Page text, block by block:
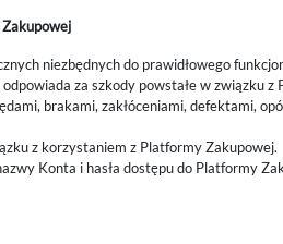
niezbędnych do prawidłowego
za szkody powstałe w związku
brakami, zakłóceniami, defektami,
z korzystaniem z Platformy Zakupowej.
Konta i hasła dostępu do Platformy